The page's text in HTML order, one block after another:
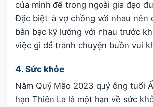
của mình để trong ngoài gia đạo
Đặc biệt là vợ chồng với nhau nên
bàn bạc kỹ lưỡng với nhau trước
việc gì để tránh chuyện buồn vui
4. Sức khỏe
Năm Quý Mão 2023 quý ông tuổi
hạn Thiên La là một hạn về sức